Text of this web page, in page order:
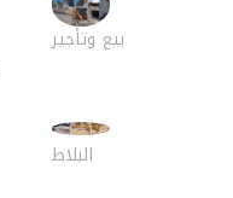
بيع وتأجير
البلاط